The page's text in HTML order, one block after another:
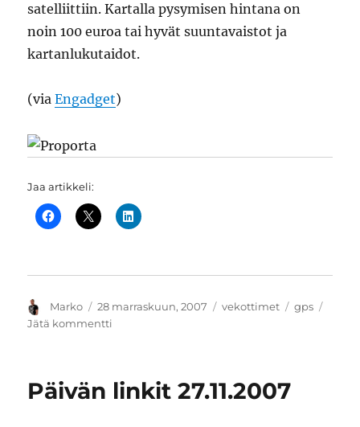
satelliittiin. Kartalla pysymisen hintana on
noin 100 euroa tai hyvät suuntavaistot ja
kartanlukutaidot.
(viaEngadget)
Jaa artikkeli:
Kirjoittaja
Marko Julkaistu
28 marraskuun, 2007 Kategoriat
vekottimet Avainsanat
gps
Jätä kommentti
omistajansa
Päivän linkit 27.11.2007